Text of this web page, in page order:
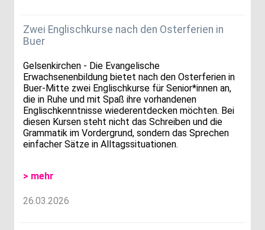
Zwei Englischkurse nach den Osterferien in
Buer
Gelsenkirchen - Die Evangelische
Erwachsenenbildung bietet nach den Osterferien in
Buer-Mitte zwei Englischkurse für Senior*innen an,
die in Ruhe und mit Spaß ihre vorhandenen
Englischkenntnisse wiederentdecken möchten. Bei
diesen Kursen steht nicht das Schreiben und die
Grammatik im Vordergrund, sondern das Sprechen
einfacher Sätze in Alltagssituationen.
> mehr
26.03.2026